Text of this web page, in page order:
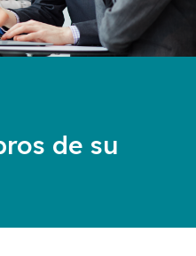
de su